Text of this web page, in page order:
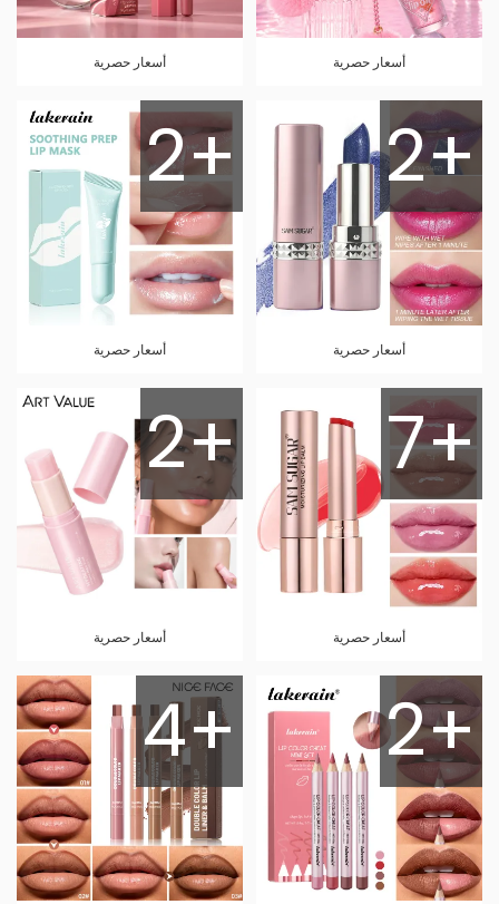
أسعار حصرية أسعار حصرية
2+
أسعار حصرية
2+
أسعار حصرية
7+
أسعار حصرية
2+
أسعار حصرية
2+
4+